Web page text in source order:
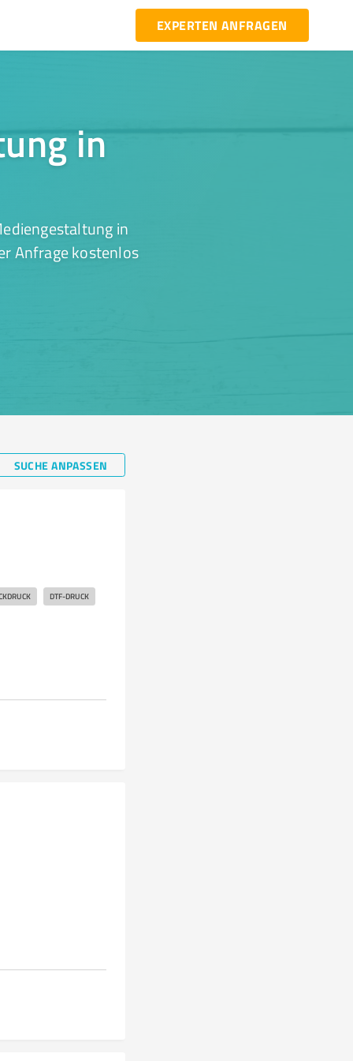
EXPERTEN ANFRAGEN
in
in
Anfrage kostenlos
SUCHE ANPASSEN
DTF-DRUCK